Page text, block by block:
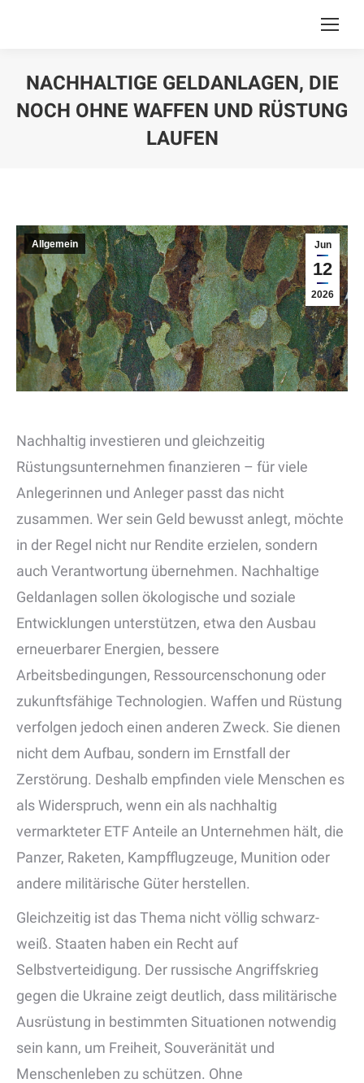
NACHHALTIGE GELDANLAGEN, DIE
NOCH OHNE WAFFEN UND RÜSTUNG
LAUFEN
Jun
12
2026
Allgemein
Nachhaltig investieren und gleichzeitig
Rüstungsunternehmen finanzieren – für viele
Anlegerinnen und Anleger passt das nicht
zusammen. Wer sein Geld bewusst anlegt, möchte
in der Regel nicht nur Rendite erzielen, sondern
auch Verantwortung übernehmen. Nachhaltige
Geldanlagen sollen ökologische und soziale
Entwicklungen unterstützen, etwa den Ausbau
erneuerbarer Energien, bessere
Arbeitsbedingungen, Ressourcenschonung oder
zukunftsfähige Technologien. Waffen und Rüstung
verfolgen jedoch einen anderen Zweck. Sie dienen
nicht dem Aufbau, sondern im Ernstfall der
Zerstörung. Deshalb empfinden viele Menschen es
als Widerspruch, wenn ein als nachhaltig
vermarkteter ETF Anteile an Unternehmen hält, die
Panzer, Raketen, Kampfflugzeuge, Munition oder
andere militärische Güter herstellen.
Gleichzeitig ist das Thema nicht völlig schwarz-
weiß. Staaten haben ein Recht auf
Selbstverteidigung. Der russische Angriffskrieg
gegen die Ukraine zeigt deutlich, dass militärische
Ausrüstung in bestimmten Situationen notwendig
sein kann, um Freiheit, Souveränität und
Menschenleben zu schützen. Ohne